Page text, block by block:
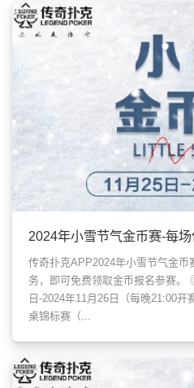
2024年小雪节气金币赛-每
传奇扑克APP2024年小雪节气金
务，即可免费领取金币报名参赛。
日-2024年11月26日（每晚21:00
桌锦标赛（...